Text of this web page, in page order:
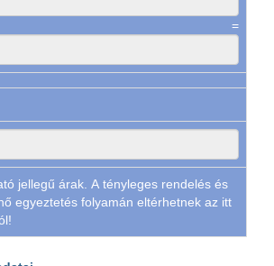
=
jellegű árak. A tényleges rendelés és
egyeztetés folyamán eltérhetnek az itt